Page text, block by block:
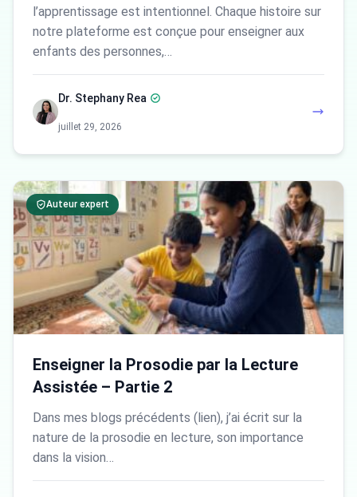
l’apprentissage est intentionnel. Chaque histoire sur
notre plateforme est conçue pour enseigner aux
enfants des personnes,…
Dr. Stephany Rea
juillet 29, 2026
Auteur expert
Enseigner la Prosodie par la Lecture
Assistée – Partie 2
Dans mes blogs précédents (lien), j’ai écrit sur la
nature de la prosodie en lecture, son importance
dans la vision…